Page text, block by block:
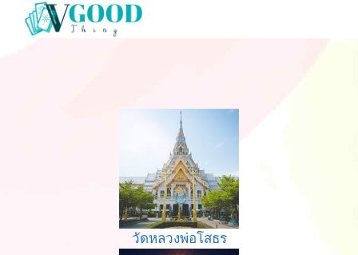
วัดหลวงพ่อโสธร